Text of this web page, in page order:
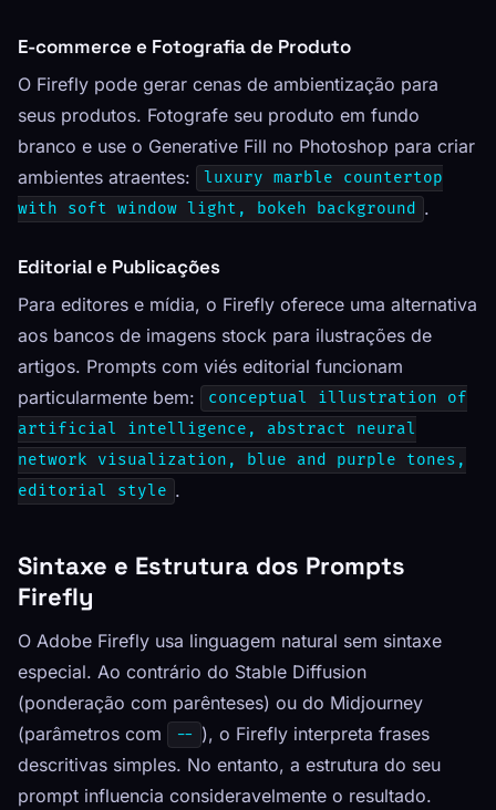
E-commerce e Fotografia de Produto
O Firefly pode gerar cenas de ambientização para
seus produtos. Fotografe seu produto em fundo
branco e use o Generative Fill no Photoshop para criar
ambientes atraentes:
luxury marble countertop
with soft window light, bokeh background .
Editorial e Publicações
Para editores e mídia, o Firefly oferece uma alternativa
aos bancos de imagens stock para ilustrações de
artigos. Prompts com viés editorial funcionam
particularmente bem:
conceptual illustration of
artificial intelligence, abstract neural
network visualization, blue and purple tones,
editorial style .
Sintaxe e Estrutura dos Prompts
Firefly
O Adobe Firefly usa linguagem natural sem sintaxe
especial. Ao contrário do Stable Diffusion
(ponderação com parênteses) ou do Midjourney
(parâmetros com
-- ), o Firefly interpreta frases
descritivas simples. No entanto, a estrutura do seu
prompt influencia consideravelmente o resultado.